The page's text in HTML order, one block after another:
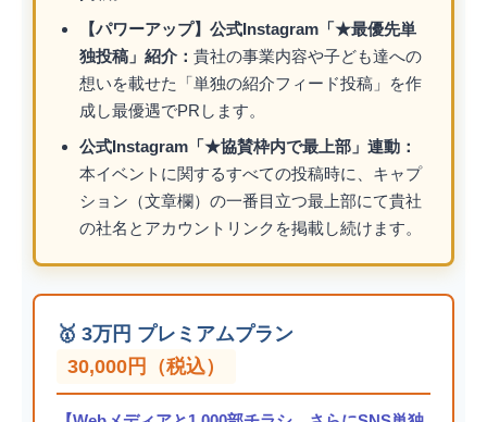
【パワーアップ】公式Instagram「★最優先単
独投稿」紹介： 貴社の事業内容や子ども達への
想いを載せた「単独の紹介フィード投稿」を作
成し最優遇でPRします。
公式Instagram「★協賛枠内で最上部」連動：
本イベントに関するすべての投稿時に、キャプ
ション（文章欄）の一番目立つ最上部にて貴社
の社名とアカウントリンクを掲載し続けます。
🥇 3万円 プレミアムプラン
30,000円（税込）
✨ 本事業の目的と社会的意義
🌻 家庭の「絆」に
🚀 地域経済の「循環」に
📊 協賛プラン比較表
💰 各協賛プランの詳細